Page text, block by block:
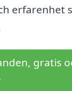
erfarenhet
gratis